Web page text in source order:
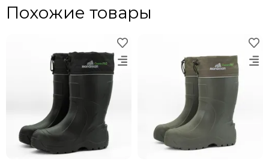
Похожие товары